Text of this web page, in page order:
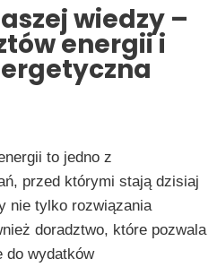
wiedzy –
energii i
to jedno z
przed którymi stają dzisiaj
nie tylko rozwiązania
doradztwo, które pozwala
do wydatków